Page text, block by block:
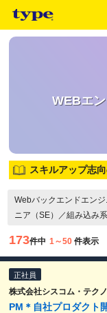
WEBエ
スキルアップ志
Webバックエンドエン
ニア（SE）／組み込み
ジニア（PG）／Webフ
システム系エンジニア
（PG）／その他・アプ
QAエンジニア・テスタ
／その他IT・Webエン
173件中 1～50 件表示
正社員
株式会社シスコム・テク
PM＊自社プロダクト